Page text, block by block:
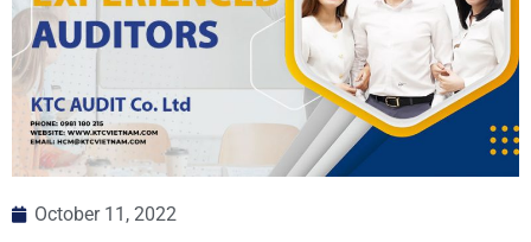
October 11, 2022